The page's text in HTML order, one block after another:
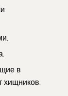
в
хищников.